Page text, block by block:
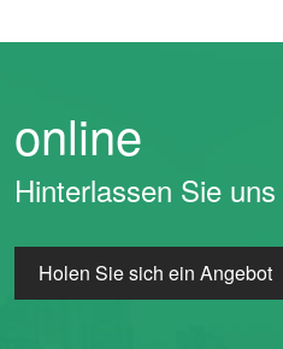
online
Hinterlassen Sie
Holen Sie sich ein Angebot